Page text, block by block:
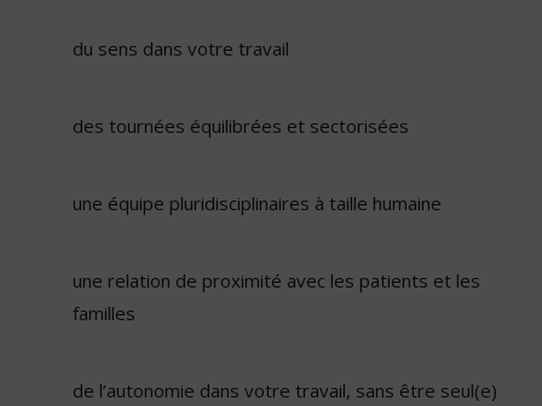
du sens dans votre travail
des tournées équilibrées et sectorisées
une équipe pluridisciplinaires à taille humaine
une relation de proximité avec les patients et les
familles
de l’autonomie dans votre travail, sans être seul(e)